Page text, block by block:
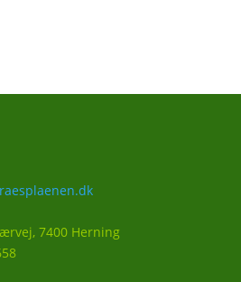
7400 Herning